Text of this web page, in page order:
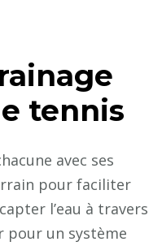
tennis
avec ses
pour faciliter
l’eau à travers
pour un système